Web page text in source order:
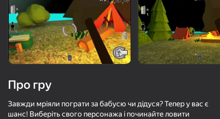
Поверніть пристрій
Гра працює тільки в горизонтальній
орієнтації
Про гру
Завжди мріяли пограти за бабусю чи дідуся? Тепер у вас є
шанс! Виберіть свого персонажа і починайте ловити